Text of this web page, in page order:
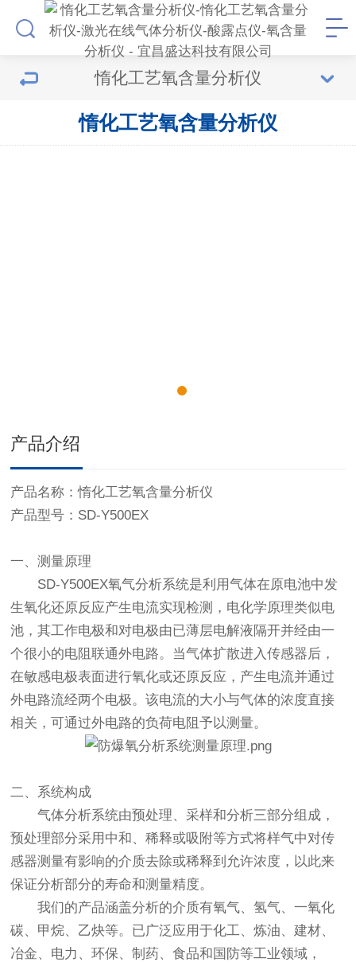
惰化工艺氧含量分析仪
惰化工艺氧含量分析仪
产品介绍
产品名称：惰化工艺氧含量分析仪
产品型号：SD-Y500EX
一、测量原理
SD-Y500EX氧气分析系统是利用气体在原电池中发
生氧化还原反应产生电流实现检测，电化学原理类似电
池，其工作电极和对电极由已薄层电解液隔开并经由一
个很小的电阻联通外电路。当气体扩散进入传感器后，
在敏感电极表面进行氧化或还原反应，产生电流并通过
外电路流经两个电极。该电流的大小与气体的浓度直接
相关，可通过外电路的负荷电阻予以测量。
二、系统构成
气体分析系统由预处理、采样和分析三部分组成，
预处理部分采用中和、稀释或吸附等方式将样气中对传
感器测量有影响的介质去除或稀释到允许浓度，以此来
保证分析部分的寿命和测量精度。
我们的产品涵盖分析的介质有氧气、氢气、一氧化
碳、甲烷、乙炔等。已广泛应用于化工、炼油、建材、
冶金、电力、环保、制药、食品和国防等工业领域，